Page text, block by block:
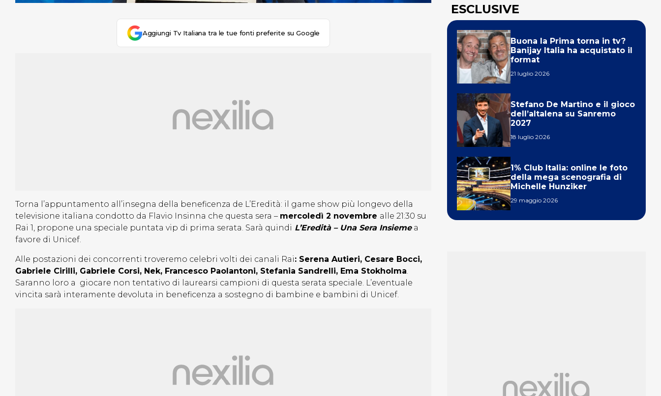
Aggiungi Tv Italiana tra le tue fonti preferite su Google
Torna l’appuntamento all’insegna della beneficenza de L’Eredità: il game show più longevo della
televisione italiana condotto da Flavio Insinna che questa sera – mercoledì 2 novembre alle 21:30 su
Rai 1, propone una speciale puntata vip di prima serata. Sarà quindi L’Eredità – Una Sera Insiemea
favore di Unicef.
Alle postazioni dei concorrenti troveremo celebri volti dei canali Rai: Serena Autieri, Cesare Bocci,
Gabriele Cirilli, Gabriele Corsi, Nek, Francesco Paolantoni, Stefania Sandrelli, Ema Stokholma.
Saranno loro a giocare non tentativo di laurearsi campioni di questa serata speciale. L’eventuale
vincita sarà interamente devoluta in beneficenza a sostegno di bambine e bambini di Unicef.
ESCLUSIVE
Buona la Prima torna in tv?
Banijay Italia ha acquistato il
format
21 luglio 2026
Stefano De Martino e il gioco
dell’altalena su Sanremo
2027
18 luglio 2026
1% Club Italia: online le foto
della mega scenografia di
Michelle Hunziker
29 maggio 2026